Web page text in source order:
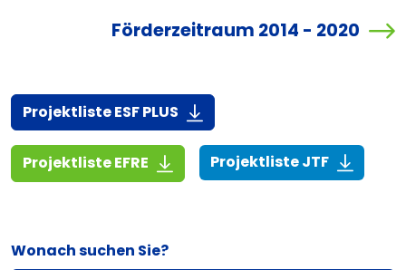
Förderzeitraum 2014 - 2020
Projektliste ESF PLUS (916,7 KiB)
Projektliste EFRE (1,4 MiB)Projektliste JTF(268,6
Wonach suchen Sie?